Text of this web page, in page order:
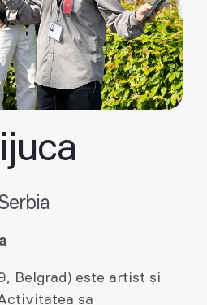
Belgrad) este artist și
sa